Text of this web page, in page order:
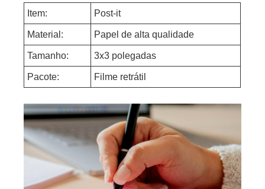
Item: Post-it
Material: Papel de alta qualidade
Tamanho: 3x3 polegadas
Pacote: Filme retrátil